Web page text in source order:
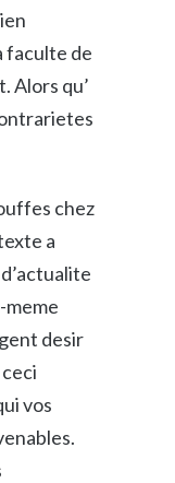
faculte de
Alors qu’
chez
a
meme
desir
vos